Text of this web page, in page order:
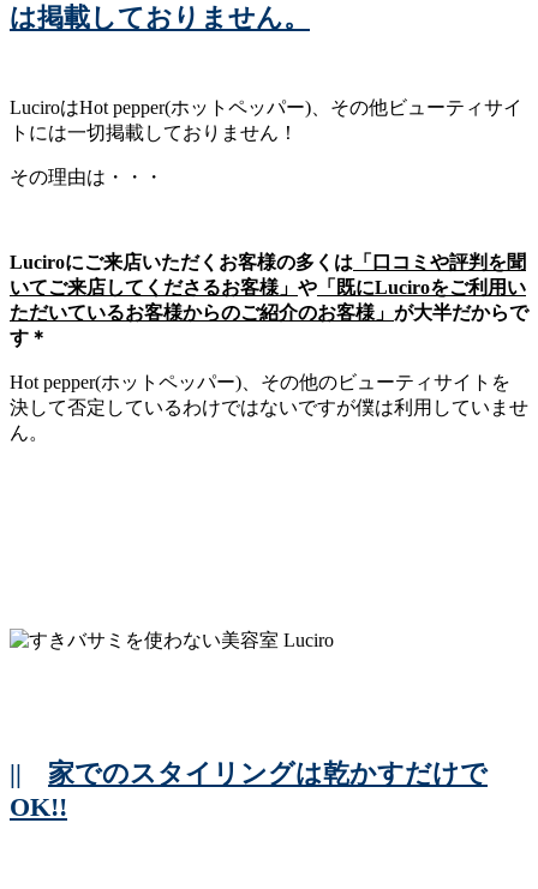
は掲載しておりません。
LuciroはHot pepper(ホットペッパー)、その他ビューティサイ
トには一切掲載しておりません！
その理由は・・・
Luciroにご来店いただくお客様の多くは 「口コミや評判を聞
いてご来店してくださるお客様」 や 「既にLuciroをご利用い
ただいているお客様からのご紹介のお客様」 が大半だからで
す＊
Hot pepper(ホットペッパー)、その他のビューティサイトを
決して否定しているわけではないですが僕は利用していませ
ん。
|| 家でのスタイリングは乾かすだけで
OK!!